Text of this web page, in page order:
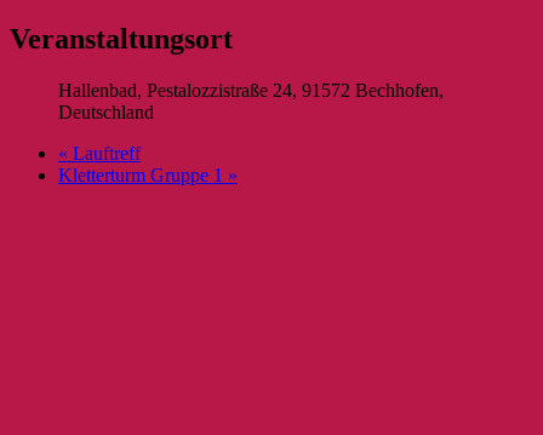
Veranstaltungsort
Hallenbad, Pestalozzistraße 24, 91572 Bechhofen,
Deutschland
« Lauftreff
Kletterturm Gruppe 1 »